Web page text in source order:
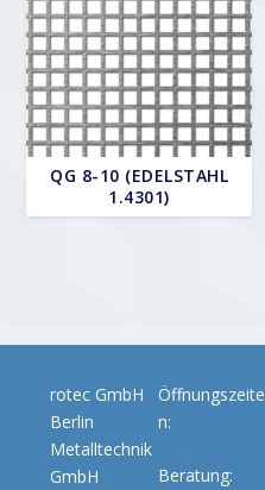
QG 8-10 (EDELSTAHL
1.4301)
rotec GmbH
Berlin
Metalltechnik
GmbH
Öffnungszeite
n:
Beratung: